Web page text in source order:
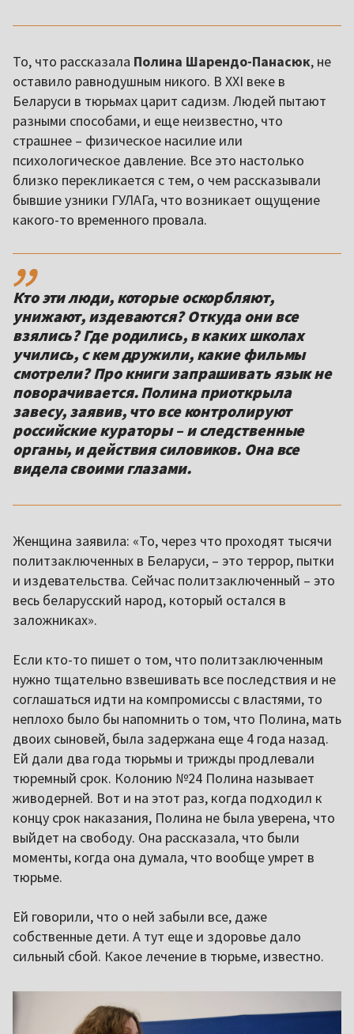
То, что рассказала Полина Шарендо-Панасюк, не
оставило равнодушным никого. В XXI веке в
Беларуси в тюрьмах царит садизм. Людей пытают
разными способами, и еще неизвестно, что
страшнее – физическое насилие или
психологическое давление. Все это настолько
близко перекликается с тем, о чем рассказывали
бывшие узники ГУЛАГа, что возникает ощущение
какого-то временного провала.
,,
Кто эти люди, которые оскорбляют,
унижают, издеваются? Откуда они все
взялись? Где родились, в каких школах
учились, с кем дружили, какие фильмы
смотрели? Про книги запрашивать язык не
поворачивается. Полина приоткрыла
завесу, заявив, что все контролируют
российские кураторы – и следственные
органы, и действия силовиков. Она все
видела своими глазами.
Женщина заявила: «То, через что проходят тысячи
политзаключенных в Беларуси, – это террор, пытки
и издевательства. Сейчас политзаключенный – это
весь беларусский народ, который остался в
заложниках».
Если кто-то пишет о том, что политзаключенным
нужно тщательно взвешивать все последствия и не
соглашаться идти на компромиссы с властями, то
неплохо было бы напомнить о том, что Полина, мать
двоих сыновей, была задержана еще 4 года назад.
Ей дали два года тюрьмы и трижды продлевали
тюремный срок. Колонию №24 Полина называет
живодерней. Вот и на этот раз, когда подходил к
концу срок наказания, Полина не была уверена, что
выйдет на свободу. Она рассказала, что были
моменты, когда она думала, что вообще умрет в
тюрьме.
Ей говорили, что о ней забыли все, даже
собственные дети. А тут еще и здоровье дало
сильный сбой. Какое лечение в тюрьме, известно.